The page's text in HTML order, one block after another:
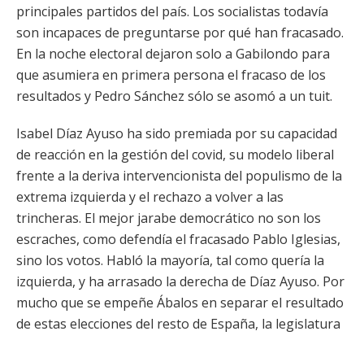
principales partidos del país. Los socialistas todavía
son incapaces de preguntarse por qué han fracasado.
En la noche electoral dejaron solo a Gabilondo para
que asumiera en primera persona el fracaso de los
resultados y Pedro Sánchez sólo se asomó a un tuit.
Isabel Díaz Ayuso ha sido premiada por su capacidad
de reacción en la gestión del covid, su modelo liberal
frente a la deriva intervencionista del populismo de la
extrema izquierda y el rechazo a volver a las
trincheras. El mejor jarabe democrático no son los
escraches, como defendía el fracasado Pablo Iglesias,
sino los votos. Habló la mayoría, tal como quería la
izquierda, y ha arrasado la derecha de Díaz Ayuso. Por
mucho que se empeñe Ábalos en separar el resultado
de estas elecciones del resto de España, la legislatura